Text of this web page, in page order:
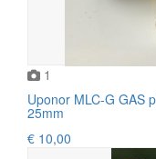
1
Uponor MLC-G GAS
25mm
€ 10,00